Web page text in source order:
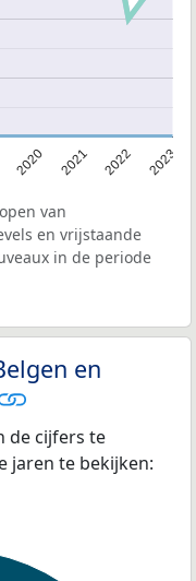
2020 2021 2022 2023
van
en vrijstaande
in de periode
en
de cijfers te
jaren te bekijken: